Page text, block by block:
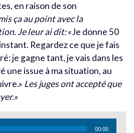
en raison de son
ça au point avec la
Je leur ai dit:«Je donne 50
Regardez ce que je fais
je gagne tant, je vais dans les
une issue à ma situation, au
Les juges ont accepté que
00:00